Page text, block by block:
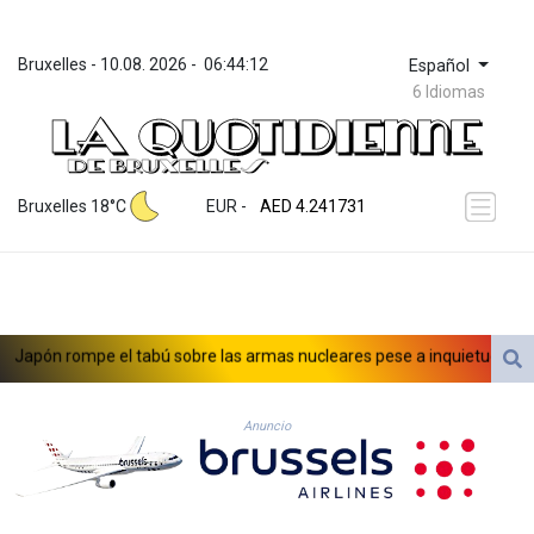
Bruxelles - 10.08. 2026 - 06:44:12 Español
6 Idiomas
Bruxelles 18°C EUR -
ZWL 371.909301
AED 4.241731
AFN 76.801983
ARS 1724.902945
AUD 1.636183
AZN 1.952715
BAM 1.954437
BBD 2.320072
BDT 142.590531
rompe el tabú sobre las armas nucleares pese a inquietud de
Anuncio